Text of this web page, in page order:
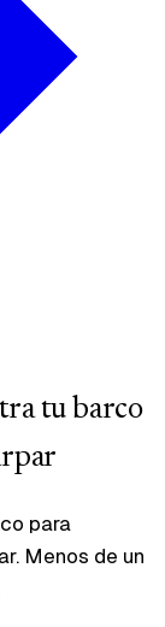
tu barco
para
Menos de un